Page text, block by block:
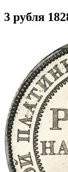
3 рубля